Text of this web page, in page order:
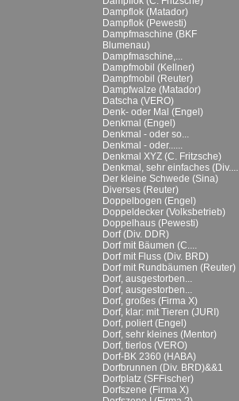
Dampflok (Matador)
Dampflok (Pewesti)
Dampfmaschine (BKF
Blumenau)
Dampfmaschine,...
Dampfmobil (Kellner)
Dampfmobil (Reuter)
Dampfwalze (Matador)
Datscha (VERO)
Denk- oder Mal (Engel)
Denkmal (Engel)
Denkmal - oder so...
Denkmal - oder......
Denkmal XYZ (C. Fritzsche)
Denkmal, sehr einfaches (Div....
Der kleine Schwede (Sina)
Diverses (Reuter)
Doppelbogen (Engel)
Doppeldecker (Volksbetrieb)
Doppelhaus (Pewesti)
Dorf (Div. DDR)
Dorf mit Bäumen (C....
Dorf mit Fluss (Div. BRD)
Dorf mit Rundbäumen (Reuter)
Dorf, ausgestorben...
Dorf, ausgestorben...
Dorf, großes (Firma X)
Dorf, klar: mit Tieren (JURI)
Dorf, poliert (Engel)
Dorf, sehr kleines (Mentor)
Dorf, tierlos (VERO)
Dorf-BK 2360 (HABA)
Dorfbrunnen (Div. BRD)&&1
Dorfplatz (SFFischer)
Dorfszene (Firma X)